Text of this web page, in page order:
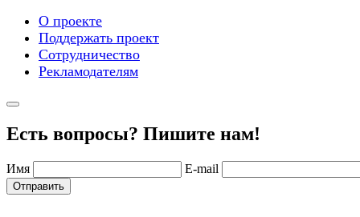
О проекте
Поддержать проект
Сотрудничество
Рекламодателям
Есть вопросы? Пишите нам!
Имя E-mail